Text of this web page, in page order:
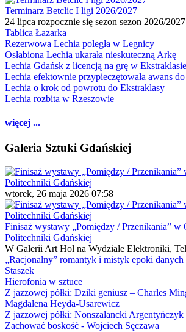
Terminarz Betclic I ligi 2026/2027
24 lipca rozpocznie się sezon sezon 2026/
Tablica Łazarka
Rezerwowa Lechia poległa w Legnicy
Osłabiona Lechia ukarała nieskuteczną Arkę
Lechia Gdańsk z licencją na grę w Ekstraklasie
Lechia efektownie przypieczętowała awans
Lechia o krok od powrotu do Ekstraklasy
Lechia rozbita w Rzeszowie
więcej ...
Galeria Sztuki Gdańskiej
wtorek, 26 maja 2026 07:58
Finisaż wystawy „Pomiędzy / Przenikania”
Politechniki Gdańskiej
W Galerii Art Hol na Wydziale Elektroniki,
„Racjonalny” romantyk i mistyk epoki danych
Staszek
Hierofonia w sztuce
Z jazzowej półki: Dziki geniusz – Charles
Magdalena Heyda-Usarewicz
Z jazzowej półki: Nonszalancki Argentyńczyk
Zachować boskość - Wojciech Sęczawa